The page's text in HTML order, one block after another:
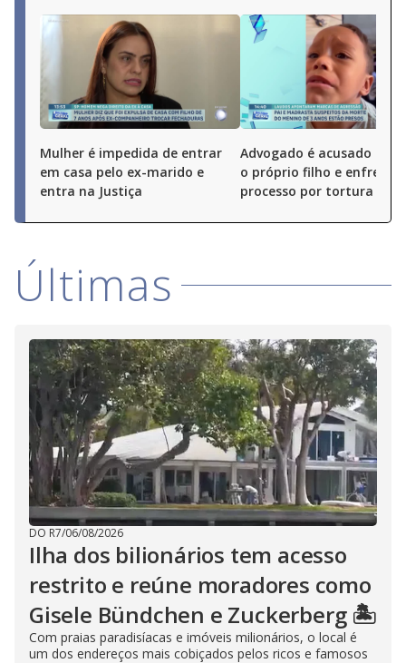
Mulher é impedida de entrar
em casa pelo ex-marido e
entra na Justiça
Advogado é acusado de
o próprio filho e enfrenta
processo por tortura
Últimas
DO R7/06/08/2026
Ilha dos bilionários tem acesso
restrito e reúne moradores como
Gisele Bündchen e Zuckerberg 🏝️
Com praias paradisíacas e imóveis milionários, o local é
um dos endereços mais cobiçados pelos ricos e famosos